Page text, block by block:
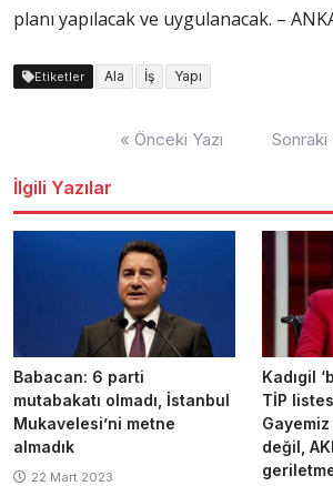
planı yapılacak ve uygulanacak. –
Etiketler Ala İş Yapı
« Önceki Yazı Sonraki
İlgili Yazılar
Babacan: 6 parti
mutabakatı olmadı, İstanbul
Mukavelesi’ni metne
almadık
22 Mart 2023
Kadıgil
TİP
değil,